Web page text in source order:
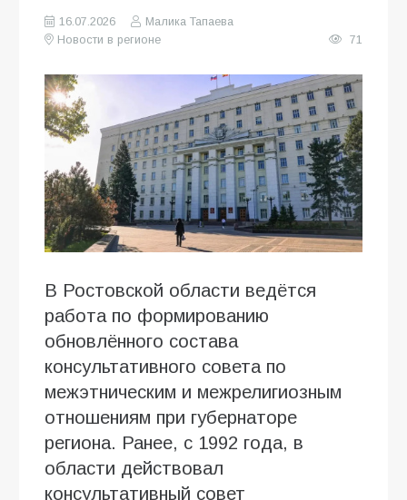
16.07.2026
Малика Тапаева
Новости в регионе
71
В Ростовской области ведётся
работа по формированию
обновлённого состава
консультативного совета по
межэтническим и межрелигиозным
отношениям при губернаторе
региона. Ранее, с 1992 года, в
области действовал
консультативный совет